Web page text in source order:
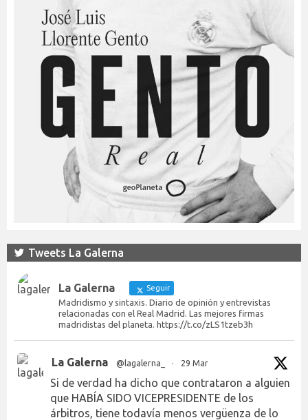
Tweets La Galerna
La Galerna Seguir
Madridismo y sintaxis. Diario de opinión y entrevistas
relacionadas con el Real Madrid. Las mejores firmas
madridistas del planeta. https://t.co/zLS1tzeb3h
La Galerna @lagalerna_ · 29 Mar
Si de verdad ha dicho que contrataron a alguien
que HABÍA SIDO VICEPRESIDENTE de los
árbitros, tiene todavía menos vergüenza de lo